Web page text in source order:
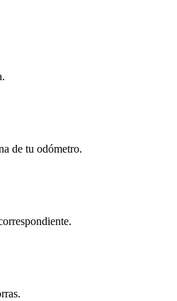
de tu odómetro.